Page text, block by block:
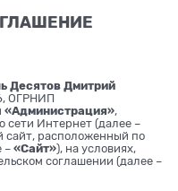
Десятов Дмитрий
ОГРНИП
«Администрация»,
сети Интернет (далее –
сайт, расположенный по
– «Сайт»), на условиях,
соглашении (далее –